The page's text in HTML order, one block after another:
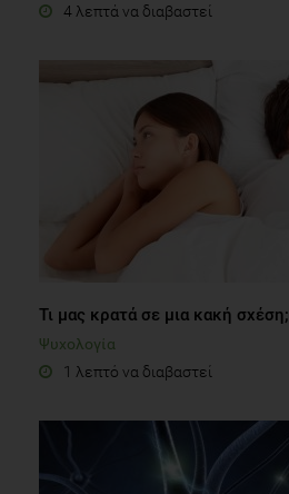
4 λεπτά να διαβαστεί
Τι μας κρατά σε μια κακή σχέση;
Ψυχολογία
1 λεπτό να διαβαστεί